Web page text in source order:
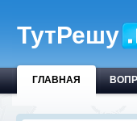
ТутРешу
ГЛАВНАЯ